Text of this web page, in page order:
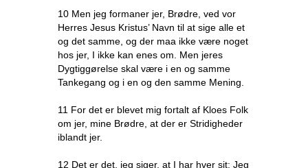
10 Men jeg formaner jer, Brødre, ved vor
Herres Jesus Kristus’ Navn til at sige alle et
og det samme, og der maa ikke være noget
hos jer, I ikke kan enes om. Men jeres
Dygtiggørelse skal være i en og samme
Tankegang og i en og den samme Mening.
11 For det er blevet mig fortalt af Kloes Folk
om jer, mine Brødre, at der er Stridigheder
iblandt jer.
12 Det er det, jeg siger, at I har hver sit: Jeg